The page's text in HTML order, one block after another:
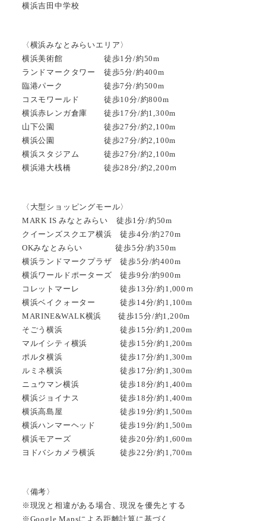
横浜吉田中学校
〈横浜みなとみらいエリア〉
横浜美術館 徒歩1分/約50m
ランドマークタワー 徒歩5分/約400m
臨港パーク 徒歩7分/約500m
コスモワールド 徒歩10分/約800m
横浜赤レンガ倉庫 徒歩17分/約1,300m
山下公園 徒歩27分/約2,100m
横浜公園 徒歩27分/約2,100m
横浜スタジアム 徒歩27分/約2,100m
横浜港大桟橋 徒歩28分/約2,200ｍ
〈大型ショッピングモール〉
MARK IS みなとみらい 徒歩1分/約50m
クイーンズスクエア横浜 徒歩4分/約270m
OKみなとみらい 徒歩5分/約350m
横浜ランドマークプラザ 徒歩5分/約400m
横浜ワールドポーターズ 徒歩9分/約900m
コレットマーレ 徒歩13分/約1,000ｍ
横浜ベイクォーター 徒歩14分/約1,100m
MARINE&WALK横浜 徒歩15分/約1,200m
そごう横浜 徒歩15分/約1,200m
マルイシティ横浜 徒歩15分/約1,200m
ポルタ横浜 徒歩17分/約1,300m
ルミネ横浜 徒歩17分/約1,300m
ニュウマン横浜 徒歩18分/約1,400m
横浜ジョイナス 徒歩18分/約1,400m
横浜高島屋 徒歩19分/約1,500m
横浜ハンマーヘッド 徒歩19分/約1,500m
横浜モアーズ 徒歩20分/約1,600m
ヨドバシカメラ横浜 徒歩22分/約1,700m
〈備考〉
※現況と相違がある場合、現況を優先とする
※Google Mapsによる距離計算に基づく